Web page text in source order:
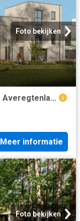
Foto bekijken
à vendre Maison Heist op den Berg Averegtenlaan
Meer informatie
Foto bekijken